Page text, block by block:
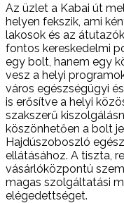
Az üzlet a Kabai út
helyen fekszik, ami
lakosok és az
fontos kereskedelmi
egy bolt, hanem egy
vesz a helyi
város egészségügyi
is erősítve a helyi
szakszerű
köszönhetően a bolt
Hajdúszoboszló
ellátásához. A tiszta,
vásárlóközpontú
magas szolgáltatási
elégedettséget.